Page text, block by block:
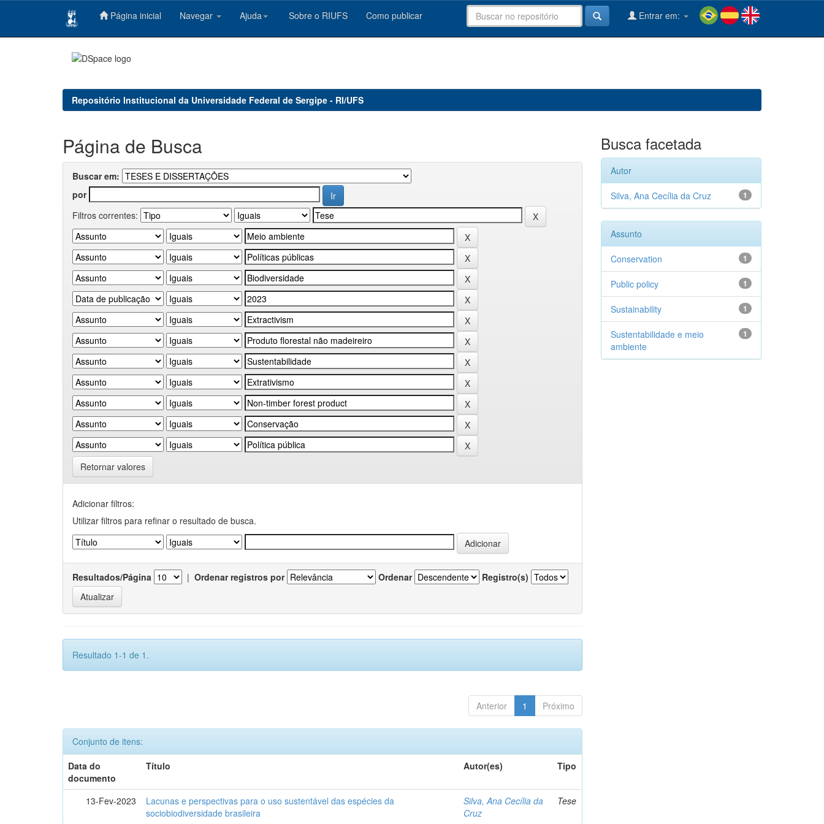
Página inicial Navegar Ajuda Sobre o RIUFS Como publicar Entrar em:
Repositório Institucional da Universidade Federal de Sergipe - RI/UFS
Página de Busca
Buscar em:
por
Filtros correntes:
Retornar valores
Adicionar filtros:
Utilizar filtros para refinar o resultado de busca.
Resultados/Página | Ordenar registros por Ordenar Registro(s)
Resultado 1-1 de 1.
Anterior 1 Próximo
Conjunto de itens:
Data do
documento
Título Autor(es) Tipo
13-Fev-2023
Lacunas e perspectivas para o uso sustentável das espécies da
sociobiodiversidade brasileira
Silva, Ana Cecília da
Cruz
Tese
Busca facetada
Autor
1
Silva, Ana Cecília da Cruz
Assunto
1
Conservation
1
Public policy
1
Sustainability
1
Sustentabilidade e meio
ambiente